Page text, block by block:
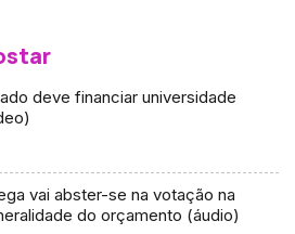
deve financiar universidade
vai abster-se na votação na
do orçamento (áudio)